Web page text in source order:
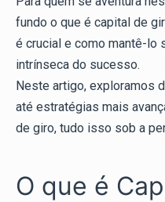
fundo o que é capital de
é crucial e como mantê-lo
intrínseca do sucesso.
Neste artigo, exploramos
até estratégias mais
de giro, tudo isso sob a
O que é